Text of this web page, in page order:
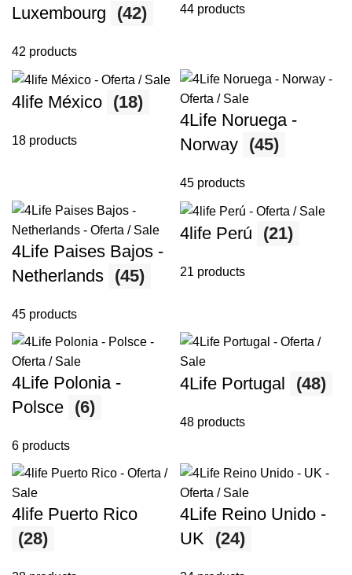
Luxembourg
(42)
42 products
44 products
4life México (18)
18 products
4Life Noruega -
Norway (45)
45 products
4Life Paises Bajos -
Netherlands (45)
45 products
4life Perú (21)
21 products
4Life Polonia -
Polsce (6)
6 products
4Life Portugal (48)
48 products
4life Puerto Rico
(28)
4Life Reino Unido -
UK (24)